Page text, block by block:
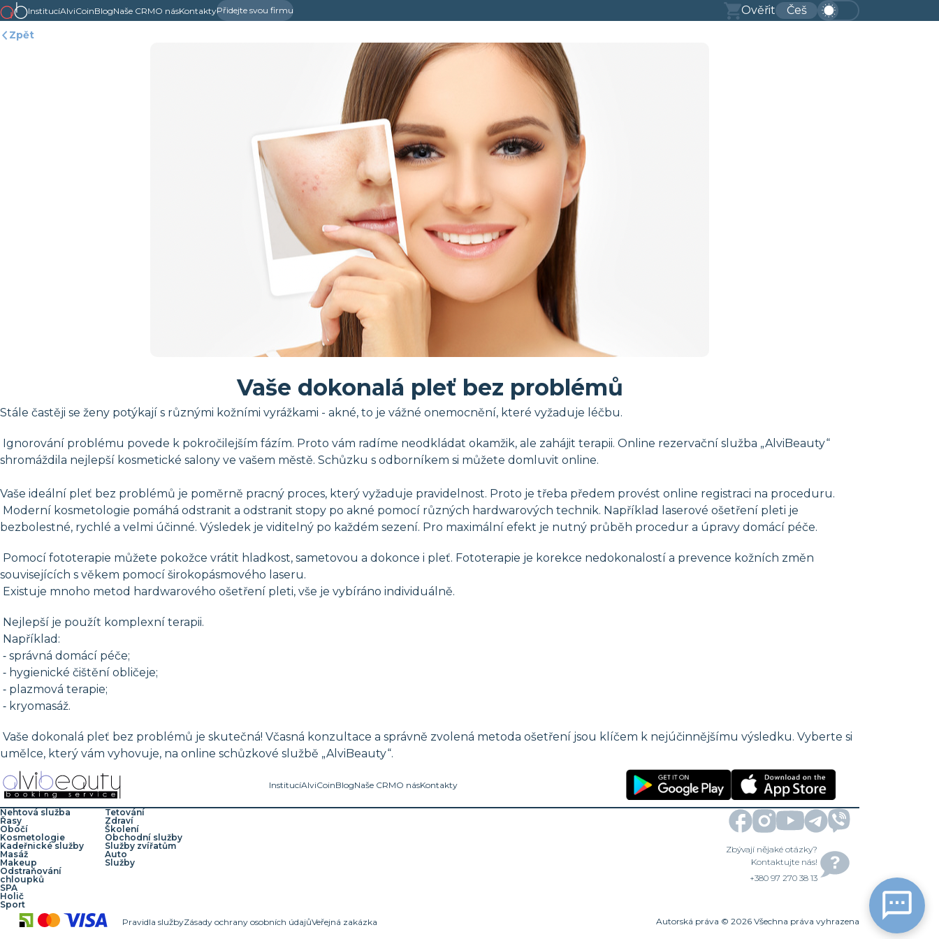
InstitucíAlviCoinBlogNaše CRMO násKontaktyPřidejte svou firmu Ověřit Češ
Zpět
Vaše dokonalá pleť bez problémů
Stále častěji se ženy potýkají s různými kožními vyrážkami - akné, to je vážné onemocnění, které vyžaduje léčbu.
Ignorování problému povede k pokročilejším fázím. Proto vám radíme neodkládat okamžik, ale zahájit terapii. Online rezervační služba „AlviBeauty“
shromáždila nejlepší kosmetické salony ve vašem městě. Schůzku s odborníkem si můžete domluvit online.
Vaše ideální pleť bez problémů je poměrně pracný proces, který vyžaduje pravidelnost. Proto je třeba předem provést online registraci na proceduru.
Moderní kosmetologie pomáhá odstranit a odstranit stopy po akné pomocí různých hardwarových technik. Například laserové ošetření pleti je
bezbolestné, rychlé a velmi účinné. Výsledek je viditelný po každém sezení. Pro maximální efekt je nutný průběh procedur a úpravy domácí péče.
Pomocí fototerapie můžete pokožce vrátit hladkost, sametovou a dokonce i pleť. Fototerapie je korekce nedokonalostí a prevence kožních změn
souvisejících s věkem pomocí širokopásmového laseru.
Existuje mnoho metod hardwarového ošetření pleti, vše je vybíráno individuálně.
Nejlepší je použít komplexní terapii.
Například:
⁃ správná domácí péče;
⁃ hygienické čištění obličeje;
⁃ plazmová terapie;
⁃ kryomasáž.
Vaše dokonalá pleť bez problémů je skutečná! Včasná konzultace a správně zvolená metoda ošetření jsou klíčem k nejúčinnějšímu výsledku. Vyberte si
umělce, který vám vyhovuje, na online schůzkové službě „AlviBeauty“.
InstitucíAlviCoinBlogNaše CRMO násKontakty
Nehtová služba
Řasy
Obočí
Kosmetologie
Kadeřnické služby
Masáž
Makeup
Odstraňování
chloupků
SPA
Holič
Sport
Tetování
Zdraví
Školení
Obchodní služby
Služby zvířatům
Auto
Služby
Zbývají nějaké otázky?
Kontaktujte nás!
+380 97 270 38 13
Pravidla službyZásady ochrany osobních údajůVeřejná zakázka Autorská práva © 2026 Všechna práva vyhrazena